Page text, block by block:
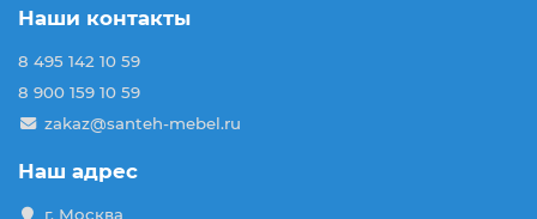
Наши контакты
8 495 142 10 59
8 900 159 10 59
zakaz@santeh-mebel.ru
Наш адрес
г. Москва